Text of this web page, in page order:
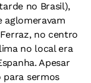
no Brasil),
aglomeravam
no centro
no local era
Apesar
para sermos